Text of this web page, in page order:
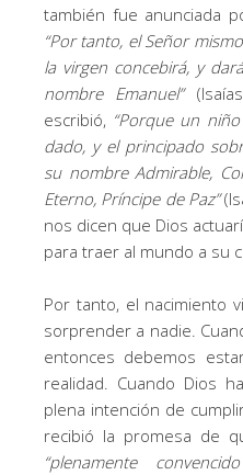
también fue anunciada
“Por tanto, el Señor
la virgen concebirá, y
nombre Emanuel”
escribió, “Porque un
dado, y el principado
su nombre Admirable,
Eterno, Príncipe de Paz”
nos dicen que Dios
para traer al mundo a su
Por tanto, el nacimiento
sorprender a nadie.
entonces debemos
realidad. Cuando Dios
plena intención de
recibió la promesa de
“plenamente